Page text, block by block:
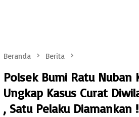
Beranda Berita
Polsek Bumi Ratu Nuban
Ungkap Kasus Curat
, Satu Pelaku Diamankan